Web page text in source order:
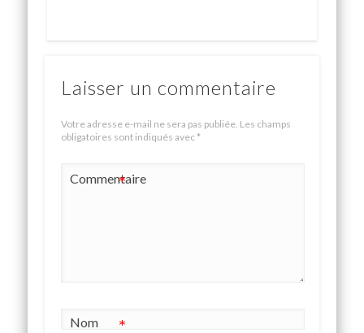
Laisser un commentaire
Votre adresse e-mail ne sera pas publiée. Les champs
obligatoires sont indiqués avec*
Commentaire
*
Nom *